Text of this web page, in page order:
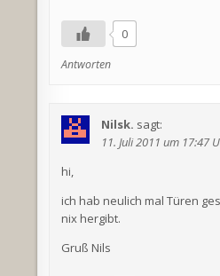
0
Antworten
Nilsk. sagt:
11. Juli 2011 um 17:47
hi,
ich hab neulich mal Türen
nix hergibt.
Gruß Nils